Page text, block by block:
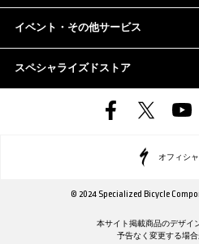
イベント・その他サービス
スペシャライズドストア
オフィシ
© 2024 Specialized Bicycle
本サイト掲載商品のデザイ
予告なく変更する場合